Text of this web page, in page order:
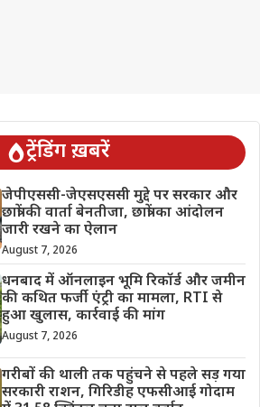
ट्रेंडिंग ख़बरें
जेपीएससी-जेएसएससी मुद्दे पर सरकार और
छात्रों की वार्ता बेनतीजा, छात्रों का आंदोलन
जारी रखने का ऐलान
August 7, 2026
धनबाद में ऑनलाइन भूमि रिकॉर्ड और जमीन
की कथित फर्जी एंट्री का मामला, RTI से
हुआ खुलास, कार्रवाई की मांग
August 7, 2026
गरीबों की थाली तक पहुंचने से पहले सड़ गया
सरकारी राशन, गिरिडीह एफसीआई गोदाम